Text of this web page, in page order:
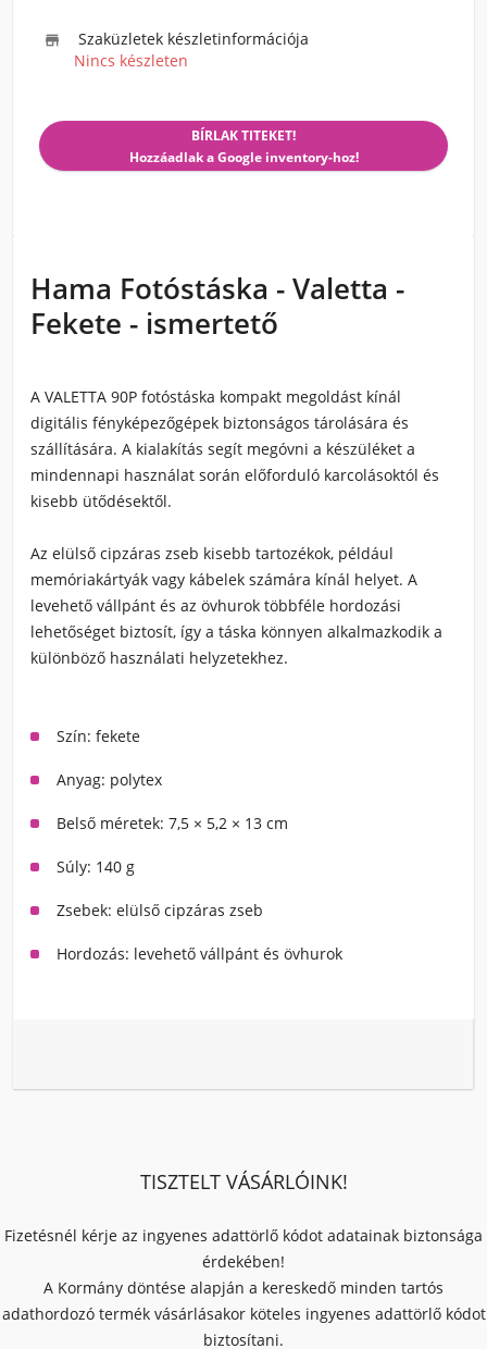

Szaküzletek készletinformációja
Nincs készleten
BÍRLAK TITEKET!
Hozzáadlak a Google inventory-hoz!
Hama Fotóstáska - Valetta -
Fekete - ismertető
A VALETTA 90P fotóstáska kompakt megoldást kínál
digitális fényképezőgépek biztonságos tárolására és
szállítására. A kialakítás segít megóvni a készüléket a
mindennapi használat során előforduló karcolásoktól és
kisebb ütődésektől.
Az elülső cipzáras zseb kisebb tartozékok, például
memóriakártyák vagy kábelek számára kínál helyet. A
levehető vállpánt és az övhurok többféle hordozási
lehetőséget biztosít, így a táska könnyen alkalmazkodik a
különböző használati helyzetekhez.
Szín: fekete
Anyag: polytex
Belső méretek: 7,5 × 5,2 × 13 cm
Súly: 140 g
Zsebek: elülső cipzáras zseb
Hordozás: levehető vállpánt és övhurok
TISZTELT VÁSÁRLÓINK!
Fizetésnél kérje az ingyenes adattörlő kódot adatainak biztonsága
érdekében!
A Kormány döntése alapján a kereskedő minden tartós
adathordozó termék vásárlásakor köteles ingyenes adattörlő kódot
biztosítani.